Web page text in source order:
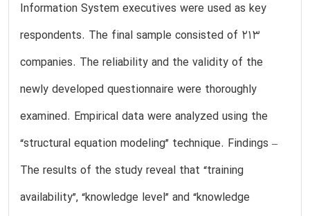
Information System executives were used as key
respondents. The final sample consisted of 213
companies. The reliability and the validity of the
newly developed questionnaire were thoroughly
examined. Empirical data were analyzed using the
“structural equation modeling” technique. Findings –
The results of the study reveal that “training
availability”, “knowledge level” and “knowledge